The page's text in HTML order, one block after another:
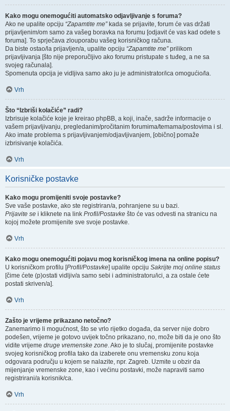
Kako mogu onemogućiti automatsko odjavljivanje s foruma?
Ako ne upalite opciju “Zapamtite me”kada se prijavite, forum će vas držati
prijavljenim/om samo za vašeg boravka na forumu [odjavit će vas kad odete s
foruma]. To sprječava zlouporabu vašeg korisničkog računa.
Da biste ostao/la prijavljen/a, upalite opciju “Zapamtite me”prilikom
prijavljivanja [što nije preporučljivo ako forumu pristupate s tuđeg, a ne sa
svojeg računala].
Spomenuta opcija je vidljiva samo ako ju je administrator/ica omogućio/la.
Vrh
Što “Izbriši kolačiće” radi?
Izbrisuje kolačiće koje je kreirao phpBB, a koji, inače, sadrže informacije o
vašem prijavljivanju, pregledanim/pročitanim forumima/temama/postovima i sl.
Ako imate problema s prijavljivanjem/odjavljivanjem, [obično] pomaže
izbrisivanje kolačića.
Vrh
Korisničke postavke
Kako mogu promijeniti svoje postavke?
Sve vaše postavke, ako ste registriran/a, pohranjene su u bazi.
Prijavite se i kliknete na link Profil/Postavke što će vas odvesti na stranicu na
kojoj možete promijenite sve svoje postavke.
Vrh
Kako mogu onemogućiti pojavu mog korisničkog imena na online popisu?
U korisničkom profilu [Profil/Postavke] upalite opciju Sakrijte moj online status
[čime ćete (p)ostati vidljiv/a samo sebi i administratoru/ici, a za ostale ćete
postati skriven/a].
Vrh
Zašto je vrijeme prikazano netočno?
Zanemarimo li mogućnost, što se vrlo rijetko događa, da server nije dobro
podešen, vrijeme je gotovo uvijek točno prikazano, no, može biti da je ono što
vidite vrijeme druge vremenske zone. Ako je to slučaj, promijenite postavke
svojeg korisničkog profila tako da izaberete onu vremensku zonu koja
odgovara području u kojem se nalazite, npr. Zagreb. Uzmite u obzir da
mijenjanje vremenske zone, kao i većinu postavki, može napraviti samo
registrirani/a korisnik/ca.
Vrh